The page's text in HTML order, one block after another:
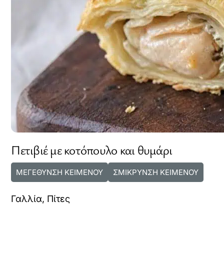
Πετιβιέ με κοτόπουλο και θυμάρι
ΜΕΓΕΘΥΝΣΗ ΚΕΙΜΕΝΟΥ ΣΜΙΚΡΥΝΣΗ ΚΕΙΜΕΝΟΥ
Γαλλία, Πίτες